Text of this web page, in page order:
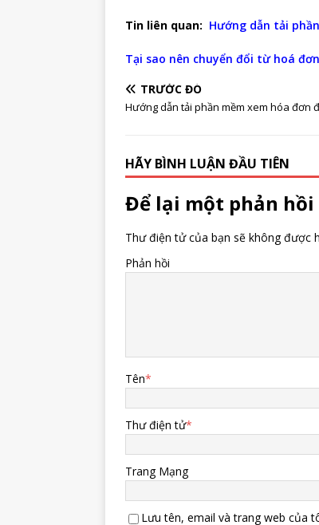
Tin liên quan: Hướng dẫn tải
Tại sao nên chuyển đổi từ hoá
TRƯỚC ĐÓ
Hướng dẫn tải phần mềm xem hóa đơn
HÃY BÌNH LUẬN ĐẦU TIÊN
Để lại một phản hồi
Thư điện tử của bạn sẽ không được
Phản hồi
Tên*
Thư điện tử*
Trang Mạng
Lưu tên, email và trang web của